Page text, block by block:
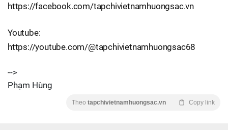
https://facebook.com/tapchivietnamhuongsac.vn
Youtube:
https://youtube.com/@tapchivietnamhuongsac68
-->
Phạm Hùng
Theo tapchivietnamhuongsac.vn Copy link